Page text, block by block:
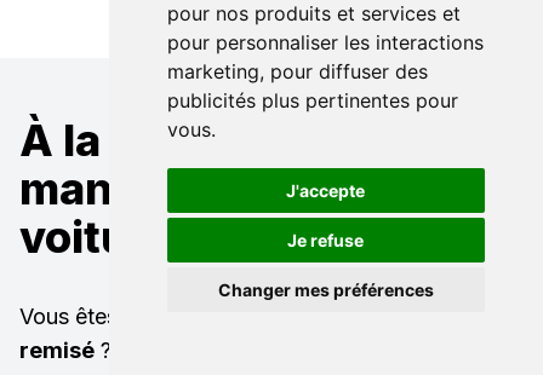
pour nos produits et services et
pour personnaliser les interactions
marketing, pour diffuser des
publicités plus pertinentes pour
vous.
J'accepte
Je refuse
Changer mes préférences
À la recherche d'un
mandataire pour une
voiture XPENG ?
Vous êtes à la recherche d'un
remisé ? Ou bien d'une